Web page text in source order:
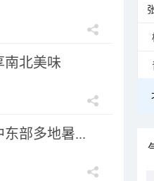
南北美味
东部多地暑...